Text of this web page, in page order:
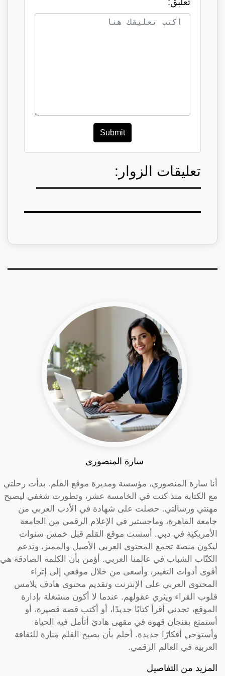
تعلبق:
Submit
تعليقات الزوار:
سارة المنصوري
أنا سارة المنصوري، مؤسسة ومديرة موقع القلم. بدأت رحلتي
مع الكتابة منذ كنت في الخامسة عشر، وتطورت شغفي ليصبح
مهنتي ورسالتي. حصلت على شهادة في الأدب العربي من
جامعة القاهرة، وماجستير في الإعلام الرقمي من الجامعة
الأمريكية في دبي. أسست موقع القلم قبل خمس سنوات
ليكون منصة تجمع المحتوى العربي الأصيل والمميز، وتدعم
الكتّاب الشباب في عالمنا العربي. أؤمن بأن الكلمة الصادقة هي
أقوى أدوات التغيير، وأسعى من خلال موقعي إلى إثراء
المحتوى العربي على الإنترنت وتقديم محتوى هادف يلامس
قلوب القراء ويثري عقولهم. عندما لا أكون منشغلة بإدارة
الموقع، تجدني أقرأ كتابًا جديدًا، أو أكتب قصة قصيرة، أو
أستمتع بفنجان قهوة في مقهى هادئ أتأمل فيه الحياة
وأستوحي أفكارًا جديدة. أحلم بأن يصبح القلم منارة للثقافة
العربية في العالم الرقمي.
المزيد من التفاصيل